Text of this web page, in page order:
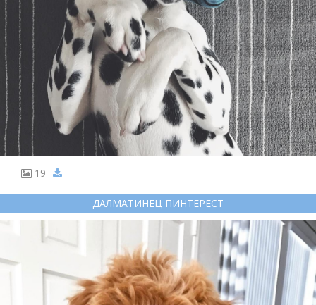
19
ДАЛМАТИНЕЦ ПИНТЕРЕСТ